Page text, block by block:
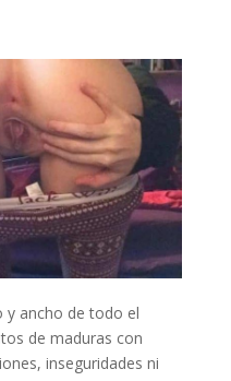
y ancho de todo el
de maduras con
inseguridades ni